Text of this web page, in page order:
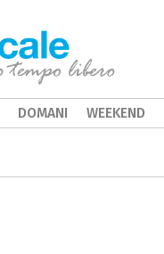
DOMANI WEEKEND